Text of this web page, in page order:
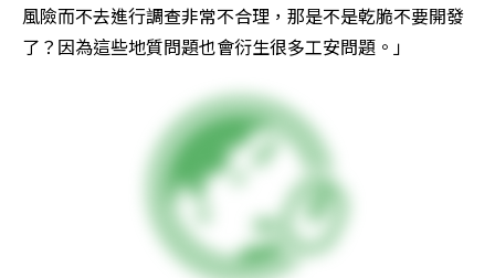
風險而不去進行調查非常不合理，那是不是乾脆不要開發
了？因為這些地質問題也會衍生很多工安問題。」